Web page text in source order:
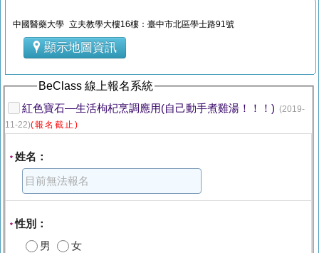
中國醫藥大學 立夫教學大樓16樓：臺中市北區學士路91號
顯示地圖資訊
BeClass 線上報名系統
紅色寶石—生活枸杞烹調應用(自己動手煮雞湯！！！) (2019-
11-22)(報名截止)
* 姓名：
*性別：
男
女